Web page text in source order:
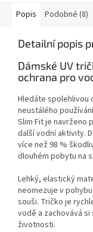
Popis Podobné (8)
Detailní popis
Dámské UV
ochrana pro
Hledáte spolehlivou
neustálého
Slim Fit je navrženo
další vodní aktivity.
více než 98 %
dlouhém pobytu na
Lehký, elastický
neomezuje v
souši. Tričko je
vodě a zachovává
životnosti.